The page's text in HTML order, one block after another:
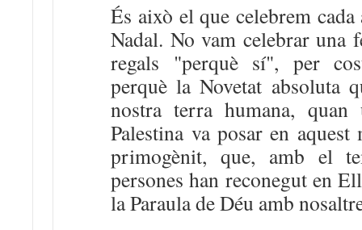
És això el que celebrem
Nadal. No vam celebrar una
regals "perquè sí", per
perquè la Novetat absoluta
nostra terra humana,
Palestina va posar en
primogènit, que, amb el
persones han reconegut en
la Paraula de Déu amb